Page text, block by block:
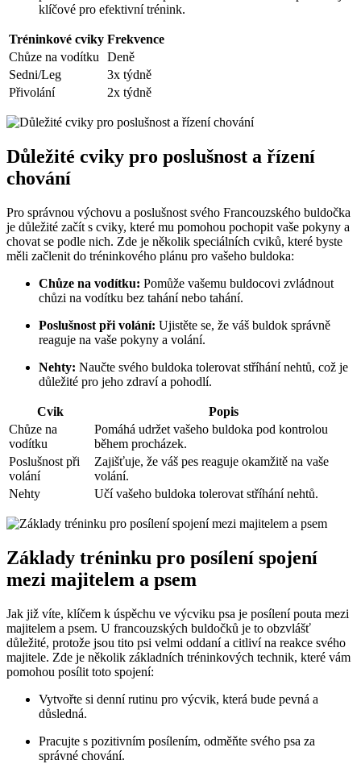
klíčové pro efektivní trénink.
Tréninkové cviky Frekvence
Chůze na vodítku Deně
Sedni/Leg
3x týdně
Přivolání
2x týdně
Důležité cviky pro poslušnost a řízení
chování
Pro správnou výchovu a poslušnost svého Francouzského buldočka
je důležité začít s⁣ cviky, které ⁣mu pomohou pochopit vaše pokyny a
chovat se podle nich. Zde ‌je několik⁤ speciálních‍ cviků, ⁤které byste
měli začlenit do tréninkového ​plánu pro vašeho buldoka:
Chůze⁣ na vodítku: Pomůže⁢ vašemu buldocovi‌ zvládnout
chůzi na vodítku bez tahání nebo tahání.
Poslušnost při volání: Ujistěte se, že váš buldok správně
reaguje na⁣ vaše pokyny a ‌volání.
Nehty: Naučte svého ‌buldoka tolerovat stříhání nehtů, což je
důležité pro jeho zdraví a pohodlí.
Cvik
Popis
Chůze na
vodítku
Pomáhá⁤ udržet ⁢vašeho buldoka pod kontrolou
během procházek.
Poslušnost při
volání
Zajišťuje, že váš pes reaguje okamžitě na vaše
volání.
Nehty
Učí vašeho buldoka⁢ tolerovat stříhání nehtů.
Základy tréninku pro posílení spojení​
mezi majitelem a ‌psem
Jak již⁤ víte, klíčem k úspěchu ve výcviku psa je posílení pouta mezi
majitelem a psem. U francouzských‌ buldočků‍ je to ‌obzvlášť
důležité, protože⁣ jsou ⁢tito ‍psi⁣ velmi oddaní a citliví na reakce ‍svého
majitele.‌ Zde je několik základních tréninkových technik, které ⁤vám
pomohou posílit toto spojení:
Vytvořte si denní rutinu pro výcvik, ⁣která‌ bude pevná a
‍důsledná.
Pracujte s pozitivním posílením, odměňte svého psa za
správné ‍chování.